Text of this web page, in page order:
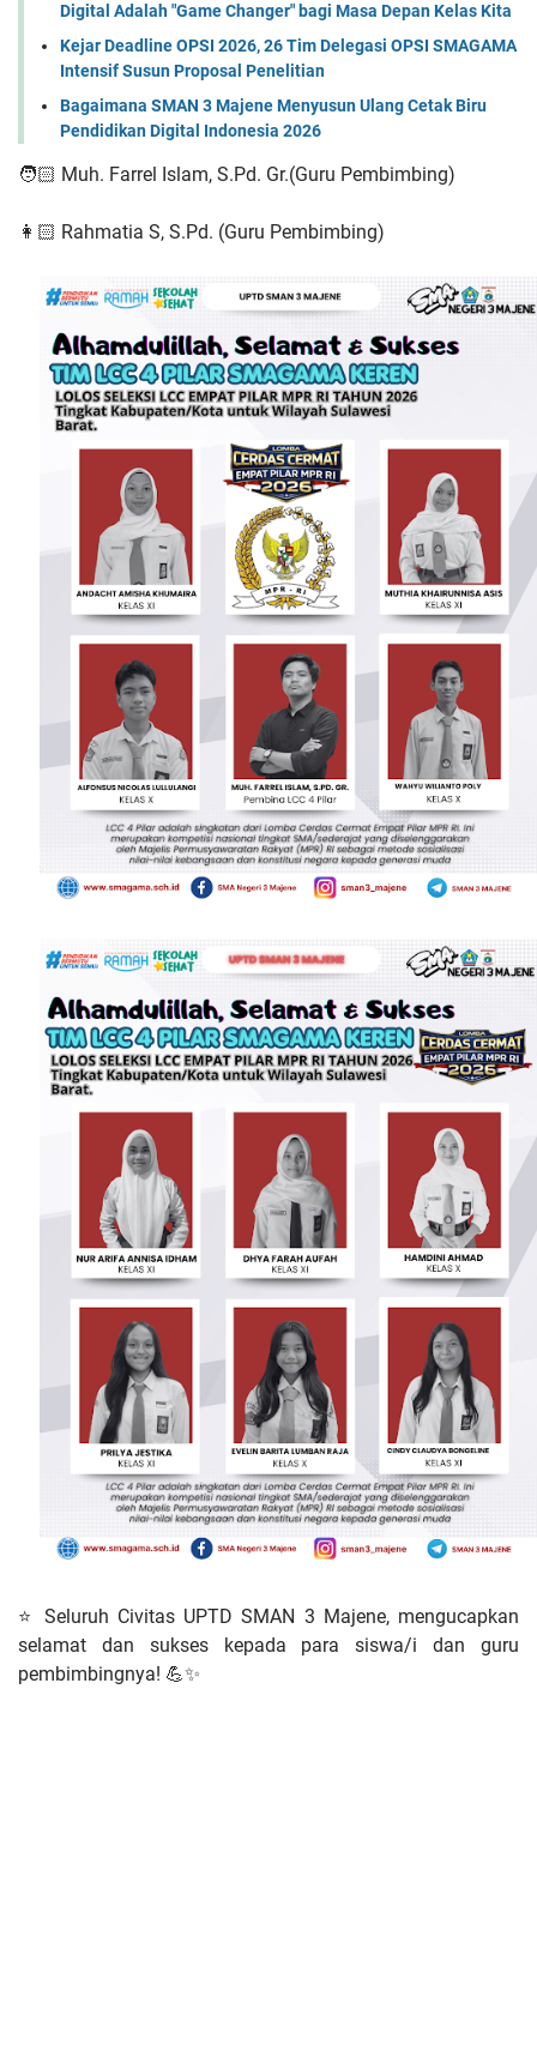
Digital Adalah "Game Changer" bagi Masa Depan Kelas Kita
Kejar Deadline OPSI 2026, 26 Tim Delegasi OPSI SMAGAMA
Intensif Susun Proposal Penelitian
Bagaimana SMAN 3 Majene Menyusun Ulang Cetak Biru
Pendidikan Digital Indonesia 2026
🧑🏻 Muh. Farrel Islam, S.Pd. Gr.(Guru Pembimbing)
👩🏻 Rahmatia S, S.Pd. (Guru Pembimbing)
⭐ Seluruh Civitas UPTD SMAN 3 Majene, mengucapkan
selamat dan sukses kepada para siswa/i dan guru
pembimbingnya! 💪✨